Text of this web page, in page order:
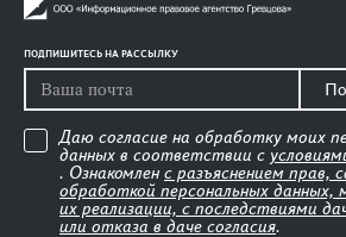
ПОДПИШИТЕСЬ НА РАССЫЛКУ
Даю согласие на обработку моих
данных в соответствии с
. Ознакомлен с разъяснением прав,
обработкой персональных данных,
их реализации, с последствиями
или отказа в даче согласия.